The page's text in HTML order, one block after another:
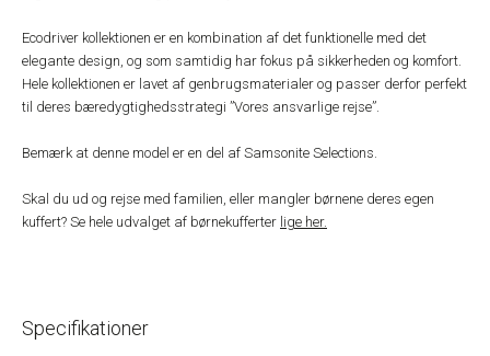
Ecodriver kollektionen er en kombination af det funktionelle med det
elegante design, og som samtidig har fokus på sikkerheden og komfort.
Hele kollektionen er lavet af genbrugsmaterialer og passer derfor perfekt
til deres bæredygtighedsstrategi ”Vores ansvarlige rejse”.
Bemærk at denne model er en del af Samsonite Selections.
Skal du ud og rejse med familien, eller mangler børnene deres egen
kuffert? Se hele udvalget af børnekufferter lige her.
Specifikationer